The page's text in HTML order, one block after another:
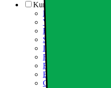
Kundeservice
Kundeservice
Varehuse / åbningstider
Elgigantens
Services
Information om
Fortrydelsesret
Fragt og levering
Elgigantens
Cookiepolitik